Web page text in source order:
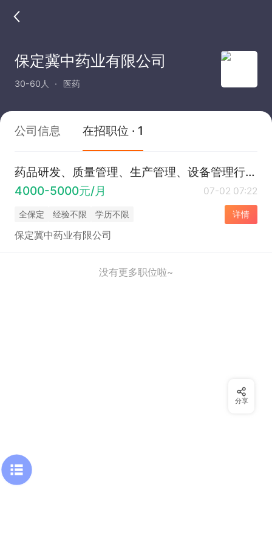
保定冀中药业有限公司
30-60人 医药
公司信息 在招职位 · 1
药品研发、质量管理、生产管理、设备管理行政、财务、企划、管理委培生、生产操作、兽药销售、兽医技术员
4000-5000元/月
07-02 07:22
全保定 经验不限 学历不限 详情
保定冀中药业有限公司
没有更多职位啦~
分享